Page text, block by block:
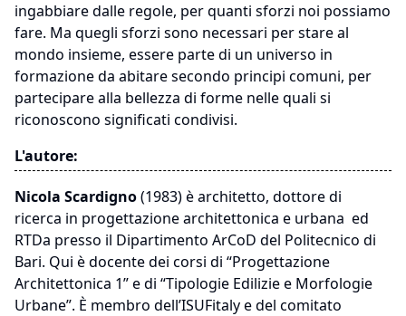
ingabbiare dalle regole, per quanti sforzi noi possiamo
fare. Ma quegli sforzi sono necessari per stare al
mondo insieme, essere parte di un universo in
formazione da abitare secondo principi comuni, per
partecipare alla bellezza di forme nelle quali si
riconoscono significati condivisi.
L'autore:
Nicola Scardigno(1983)è architetto, dottore di
ricerca in progettazione architettonica e urbana ed
RTDa presso il Dipartimento ArCoD del Politecnico di
Bari. Qui è docente dei corsi di “Progettazione
Architettonica 1” e di “Tipologie Edilizie e Morfologie
Urbane”. È membro dell’ISUFitaly e del comitato